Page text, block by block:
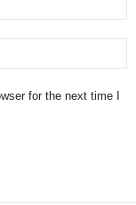
for the next time I